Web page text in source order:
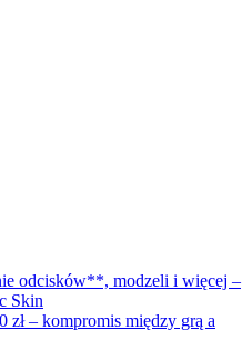
odcisków**, modzeli i więcej –
Skin
zł – kompromis między grą a